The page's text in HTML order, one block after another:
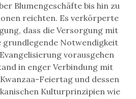
Blumengeschäfte bis hin zu
reichten. Es verkörperte
dass die Versorgung mit
grundlegende Notwendigkeit
vorausgehen
in enger Verbindung mit
Feiertag und dessen
Kulturprinzipien wie